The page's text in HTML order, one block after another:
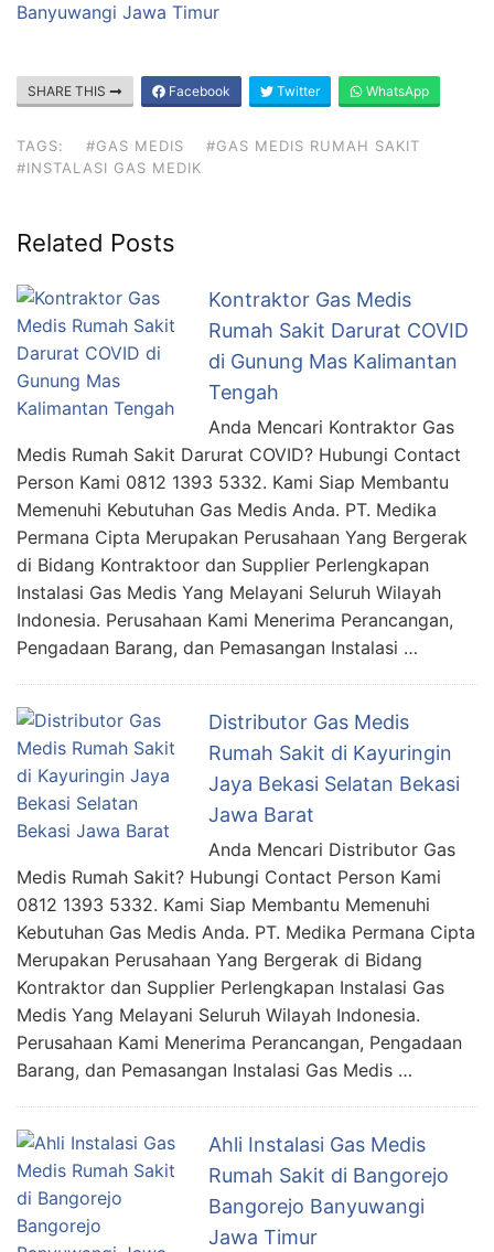
Banyuwangi Jawa Timur
SHARE THIS Facebook Twitter WhatsApp
TAGS: #GAS MEDIS
#GAS MEDIS RUMAH SAKIT
#INSTALASI GAS MEDIK
Related Posts
Kontraktor Gas Medis
Rumah Sakit Darurat COVID
di Gunung Mas Kalimantan
Tengah
Anda Mencari Kontraktor Gas
Medis Rumah Sakit Darurat COVID? Hubungi Contact
Person Kami 0812 1393 5332. Kami Siap Membantu
Memenuhi Kebutuhan Gas Medis Anda. PT. Medika
Permana Cipta Merupakan Perusahaan Yang Bergerak
di Bidang Kontraktoor dan Supplier Perlengkapan
Instalasi Gas Medis Yang Melayani Seluruh Wilayah
Indonesia. Perusahaan Kami Menerima Perancangan,
Pengadaan Barang, dan Pemasangan Instalasi …
Distributor Gas Medis
Rumah Sakit di Kayuringin
Jaya Bekasi Selatan Bekasi
Jawa Barat
Anda Mencari Distributor Gas
Medis Rumah Sakit? Hubungi Contact Person Kami
0812 1393 5332. Kami Siap Membantu Memenuhi
Kebutuhan Gas Medis Anda. PT. Medika Permana Cipta
Merupakan Perusahaan Yang Bergerak di Bidang
Kontraktor dan Supplier Perlengkapan Instalasi Gas
Medis Yang Melayani Seluruh Wilayah Indonesia.
Perusahaan Kami Menerima Perancangan, Pengadaan
Barang, dan Pemasangan Instalasi Gas Medis …
Ahli Instalasi Gas Medis
Rumah Sakit di Bangorejo
Bangorejo Banyuwangi
Jawa Timur